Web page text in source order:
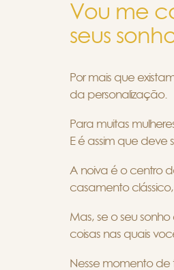
Vou me
seus
Por mais que
da personalização.
Para muitas
E é assim que deve
A noiva é o centro
casamento
Mas, se o seu
coisas nas quais
Nesse momento